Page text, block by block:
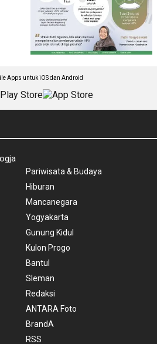
Apps untuk iOS dan Android
Pariwisata & Budaya
Hiburan
Mancanegara
Yogyakarta
Gunung Kidul
Kulon Progo
Bantul
Sleman
Redaksi
ANTARA Foto
BrandA
RSS